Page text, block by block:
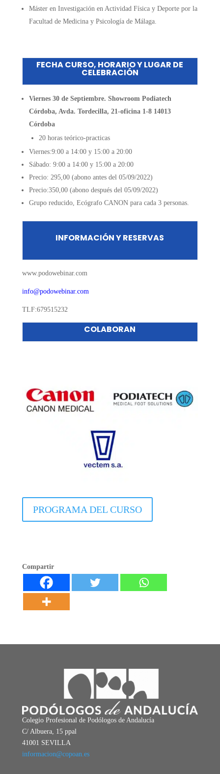
Máster en Investigación en Actividad Física y Deporte por la
Facultad de Medicina y Psicología de Málaga.
FECHA CURSO, HORARIO Y LUGAR DE
CELEBRACIÓN
Viernes 30 de Septiembre. Showroom Podiatech
Córdoba, Avda. Tordecilla, 21-oficina 1-8 14013
Córdoba
20 horas teórico-practicas
Viernes:9:00 a 14:00 y 15:00 a 20:00
Sábado: 9:00 a 14:00 y 15:00 a 20:00
Precio: 295,00 (abono antes del 05/09/2022)
Precio:350,00 (abono después del 05/09/2022)
Grupo reducido, Ecógrafo CANON para cada 3 personas.
INFORMACIÓN Y RESERVAS
www.podowebinar.com
info@podowebinar.com
TLF:679515232
COLABORAN
PROGRAMA DEL CURSO
Compartir
Colegio Profesional de Podólogos de Andalucía
C/ Albuera, 15 ppal
41001 SEVILLA
informacion@copoan.es